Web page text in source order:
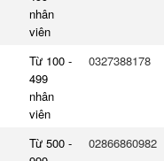
nhân
viên
Từ 100 -
499
nhân
viên
0327388178
Từ 500 -
02866860982